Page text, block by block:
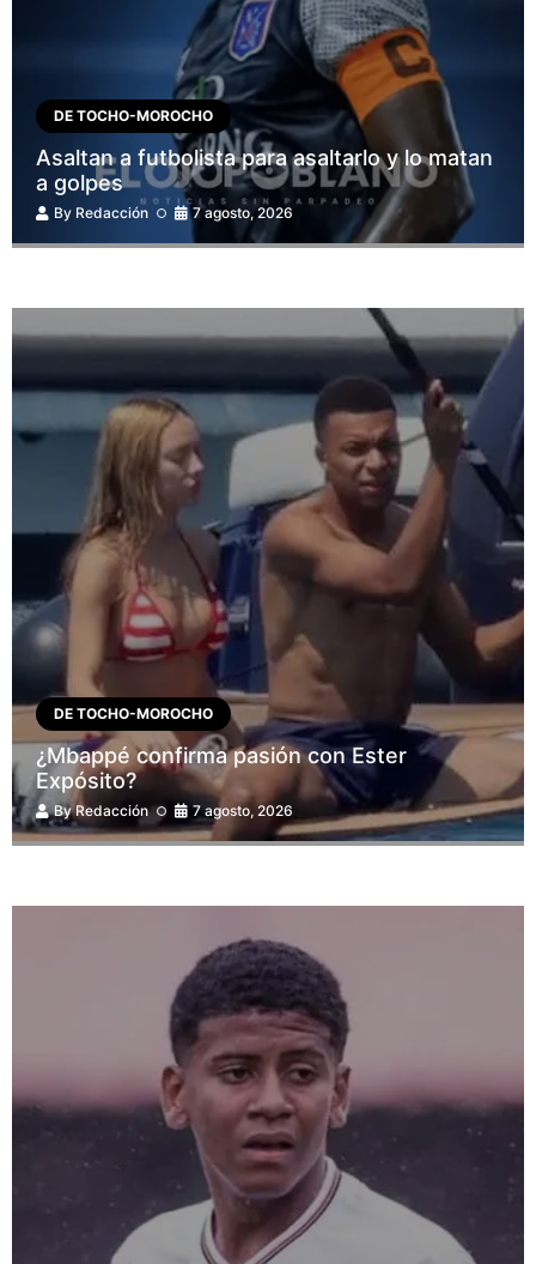
DE TOCHO-MOROCHO
Asaltan a futbolista para asaltarlo y lo matan
a golpes
By Redacción 7 agosto, 2026
DE TOCHO-MOROCHO
¿Mbappé confirma pasión con Ester
Expósito?
ByRedacción 7 agosto, 2026